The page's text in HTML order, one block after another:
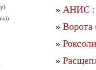
» АНИС :
» Ворота
»
»